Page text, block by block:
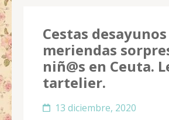
Cestas
meriendas
niñ@s en Ceuta.
tartelier.
13 diciembre, 2020